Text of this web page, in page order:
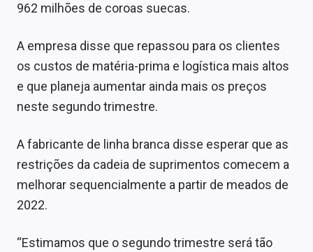
962 milhões de coroas suecas.
A empresa disse que repassou para os clientes
os custos de matéria-prima e logística mais altos
e que planeja aumentar ainda mais os preços
neste segundo trimestre.
A fabricante de linha branca disse esperar que as
restrições da cadeia de suprimentos comecem a
melhorar sequencialmente a partir de meados de
2022.
“Estimamos que o segundo trimestre será tão